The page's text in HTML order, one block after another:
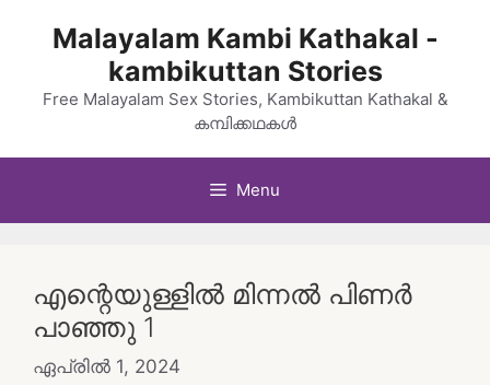
Malayalam Kambi Kathakal -
kambikuttan Stories
Free Malayalam Sex Stories, Kambikuttan Kathakal &
കമ്പിക്കഥകൾ
Menu
എന്റെയുള്ളില്‍ മിന്നല്‍ പിണര്‍
പാഞ്ഞു 1
ഏപ്രിൽ 1, 2024